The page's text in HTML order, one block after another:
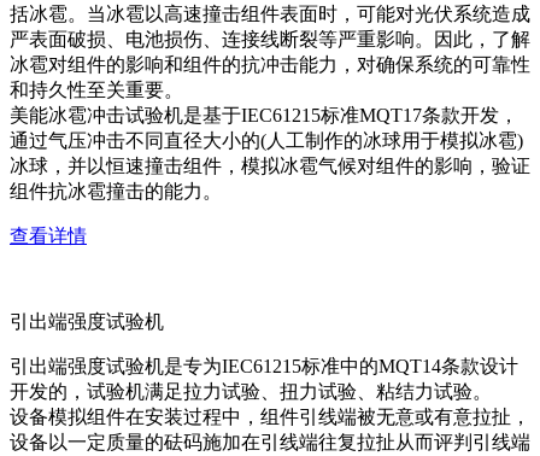
括冰雹。当冰雹以高速撞击组件表面时，可能对光伏系统造成
严表面破损、电池损伤、连接线断裂等严重影响。因此，了解
冰雹对组件的影响和组件的抗冲击能力，对确保系统的可靠性
和持久性至关重要。
美能冰雹冲击试验机是基于IEC61215标准MQT17条款开发，
通过气压冲击不同直径大小的(人工制作的冰球用于模拟冰雹)
冰球，并以恒速撞击组件，模拟冰雹气候对组件的影响，验证
组件抗冰雹撞击的能力。
查看详情
引出端强度试验机
引出端强度试验机是专为IEC61215标准中的MQT14条款设计
开发的，试验机满足拉力试验、扭力试验、粘结力试验。
设备模拟组件在安装过程中，组件引线端被无意或有意拉扯，
设备以一定质量的砝码施加在引线端往复拉扯从而评判引线端